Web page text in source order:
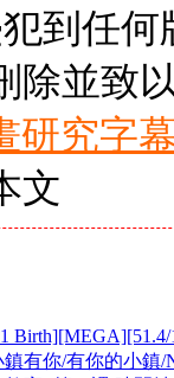
到任
除並致
研究字
文
鎮有你/有你的小